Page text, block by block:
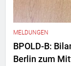
MELDUNGEN
BPOLD-B:
Berlin zum